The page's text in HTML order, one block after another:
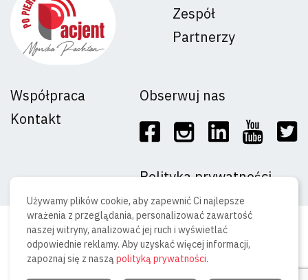
Zespół
Partnerzy
Współpraca
Kontakt
Obserwuj nas
Polityka prywatności
ⓒ Copyright 2023 Adverton sp. z o.o
Używamy plików cookie, aby zapewnić Ci najlepsze
wrażenia z przeglądania, personalizować zawartość
naszej witryny, analizować jej ruch i wyświetlać
odpowiednie reklamy. Aby uzyskać więcej informacji,
zapoznaj się z nasząpolityką prywatności.